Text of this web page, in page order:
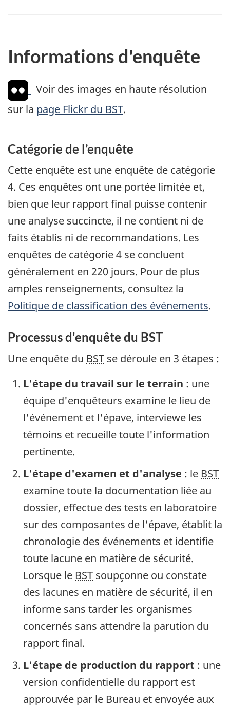
Informations d'enquête
Voir des images en haute résolution
sur la page Flickr du BST.
Catégorie de l’enquête
Cette enquête est une enquête de catégorie
4. Ces enquêtes ont une portée limitée et,
bien que leur rapport final puisse contenir
une analyse succincte, il ne contient ni de
faits établis ni de recommandations. Les
enquêtes de catégorie 4 se concluent
généralement en 220 jours. Pour de plus
amples renseignements, consultez la
Politique de classification des événements.
Processus d'enquête du BST
Une enquête du BST se déroule en 3 étapes :
L'étape du travail sur le terrain : une
équipe d'enquêteurs examine le lieu de
l'événement et l'épave, interviewe les
témoins et recueille toute l'information
pertinente.
L'étape d'examen et d'analyse : le BST
examine toute la documentation liée au
dossier, effectue des tests en laboratoire
sur des composantes de l'épave, établit la
chronologie des événements et identifie
toute lacune en matière de sécurité.
Lorsque le BST soupçonne ou constate
des lacunes en matière de sécurité, il en
informe sans tarder les organismes
concernés sans attendre la parution du
rapport final.
L'étape de production du rapport : une
version confidentielle du rapport est
approuvée par le Bureau et envoyée aux